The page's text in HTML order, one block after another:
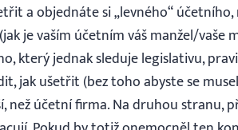
a objednáte si „levného“
je vaším účetním váš manžel/vaše
který jednak sleduje legislativu,
jak ušetřit (bez toho abyste se
než účetní firma. Na druhou stranu,